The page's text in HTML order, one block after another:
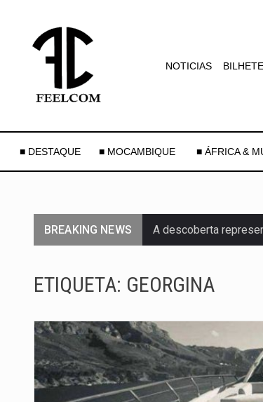
NOTICIAS
■ DESTAQUE ■ MOCAMBIQUE ■ ÁFRICA &
BREAKING NEWS A descoberta
De acordo com as
Um dos casos mais
A cidade de Bunia,
O pagamento marca
ETIQUETA: GEORGINA